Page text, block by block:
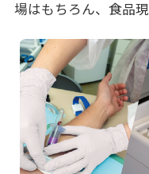
場はもちろん、食品